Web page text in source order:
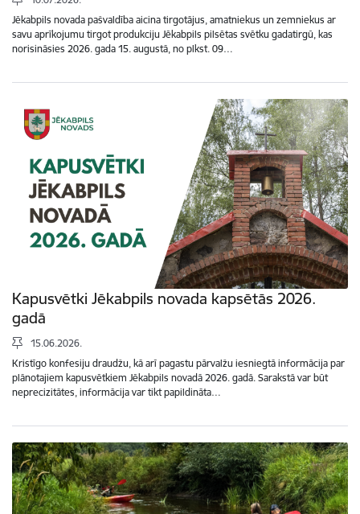
Jēkabpils novada pašvaldība aicina tirgotājus, amatniekus un zemniekus ar
savu aprīkojumu tirgot produkciju Jēkabpils pilsētas svētku gadatirgū, kas
norisināsies 2026. gada 15. augustā, no plkst. 09…
Kapusvētki Jēkabpils novada kapsētās 2026.
gadā
15.06.2026.
Kristīgo konfesiju draudžu, kā arī pagastu pārvalžu iesniegtā informācija par
plānotajiem kapusvētkiem Jēkabpils novadā 2026. gadā. Sarakstā var būt
neprecizitātes, informācija var tikt papildināta…